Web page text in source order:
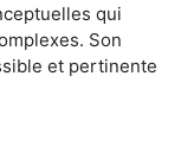
qui
Son
et pertinente